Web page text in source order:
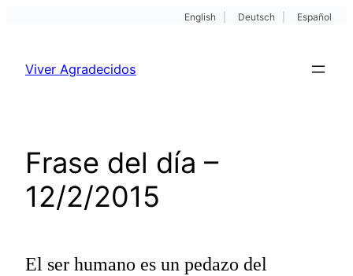
English Deutsch Español
Viver Agradecidos
Frase del día –
12/2/2015
El ser humano es un pedazo del